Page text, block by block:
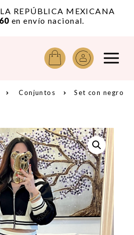
REPÚBLICA MEXICANA
en envío nacional.
Conjuntos Set con negro